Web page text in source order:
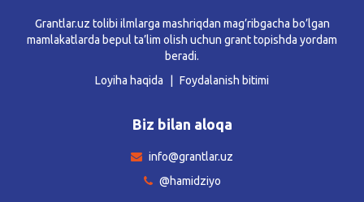
Grantlar.uz tolibi ilmlarga mashriqdan mag’ribgacha bo’lgan
mamlakatlarda bepul ta’lim olish uchun grant topishda yordam
beradi.
Loyiha haqida
Foydalanish bitimi
Biz bilan aloqa
info@grantlar.uz
@hamidziyo